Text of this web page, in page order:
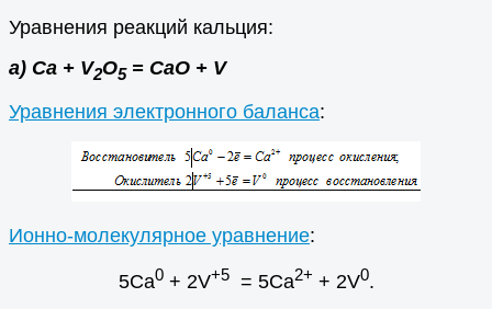
Уравнения реакций кальция:
а) Са + V2O5= СаО + V
Уравнения электронного баланса:
Ионно-молекулярное уравнение:
5Ca0+ 2V+5= 5Ca2+ + 2V0.